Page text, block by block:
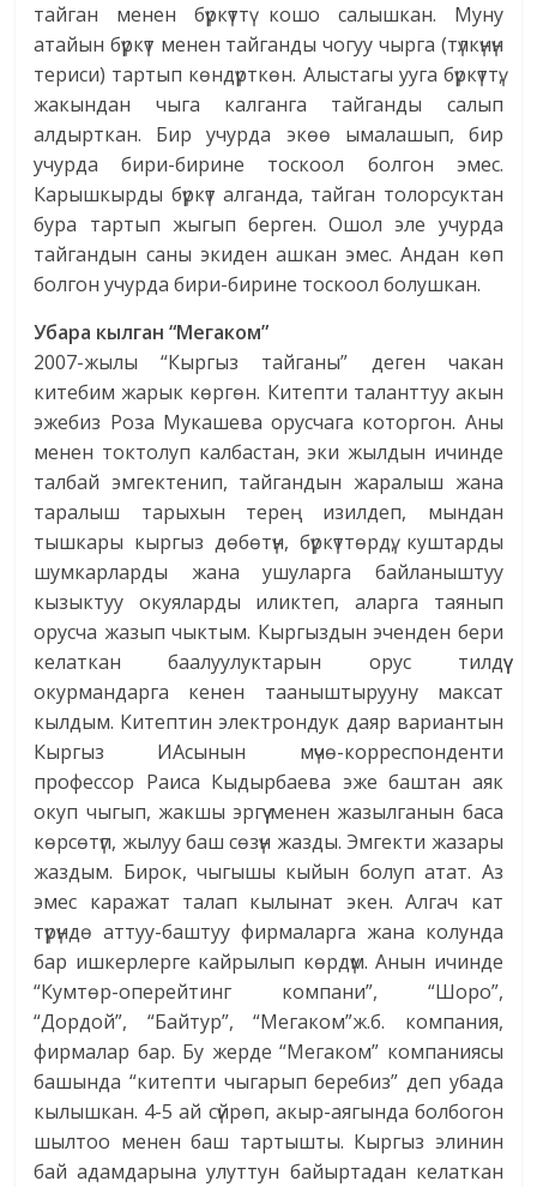
тайган менен бүркүттү кошо салышкан. Муну
атайын бүркүт менен тайганды чогуу чырга (түлкүнүн
териси) тартып көндүрткөн. Алыстагы ууга бүркүттү,
жакындан чыга калганга тайганды салып
алдырткан. Бир учурда экөө ымалашып, бир
учурда бири-бирине тоскоол болгон эмес.
Карышкырды бүркүт алганда, тайган толорсуктан
бура тартып жыгып берген. Ошол эле учурда
тайгандын саны экиден ашкан эмес. Андан көп
болгон учурда бири-бирине тоскоол болушкан.
Убара кылган “Мегаком”
2007-жылы “Кыргыз тайганы” деген чакан
китебим жарык көргөн. Китепти таланттуу акын
эжебиз Роза Мукашева орусчага которгон. Аны
менен токтолуп калбастан, эки жылдын ичинде
талбай эмгектенип, тайгандын жаралыш жана
таралыш тарыхын терең изилдеп, мындан
тышкары кыргыз дөбөтүн, бүркүттөрдү, куштарды
шумкарларды жана ушуларга байланыштуу
кызыктуу окуяларды иликтеп, аларга таянып
орусча жазып чыктым. Кыргыздын эченден бери
келаткан баалуулуктарын орус тилдүү
окурмандарга кенен тааныштырууну максат
кылдым. Китептин электрондук даяр вариантын
Кыргыз ИАсынын мүчө-корреспонденти
профессор Раиса Кыдырбаева эже баштан аяк
окуп чыгып, жакшы эргүү менен жазылганын баса
көрсөтүп, жылуу баш сөзүн жазды. Эмгекти жазары
жаздым. Бирок, чыгышы кыйын болуп атат. Аз
эмес каражат талап кылынат экен. Алгач кат
түрүндө аттуу-баштуу фирмаларга жана колунда
бар ишкерлерге кайрылып көрдүм. Анын ичинде
“Кумтөр-оперейтинг компани”, “Шоро”,
“Дордой”, “Байтур”, “Мегаком”ж.б. компания,
фирмалар бар. Бу жерде “Мегаком” компаниясы
башында “китепти чыгарып беребиз” деп убада
кылышкан. 4-5 ай сүйрөп, акыр-аягында болбогон
шылтоо менен баш тартышты. Кыргыз элинин
бай адамдарына улуттун байыртадан келаткан